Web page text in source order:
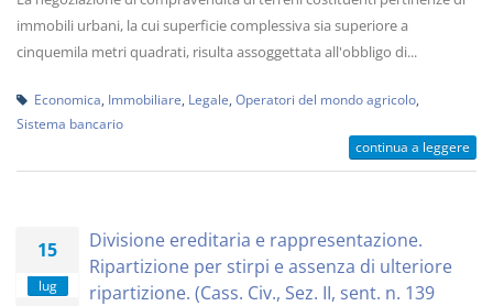
immobili urbani, la cui superficie complessiva sia superiore a
cinquemila metri quadrati, risulta assoggettata all'obbligo di...
Economica Immobiliare Legale Operatori del mondo agricolo
Sistema bancario
continua a leggere
15
lug
Divisione ereditaria e rappresentazione.
Ripartizione per stirpi e assenza di ulteriore
ripartizione. (Cass. Civ., Sez. II, sent. n. 139